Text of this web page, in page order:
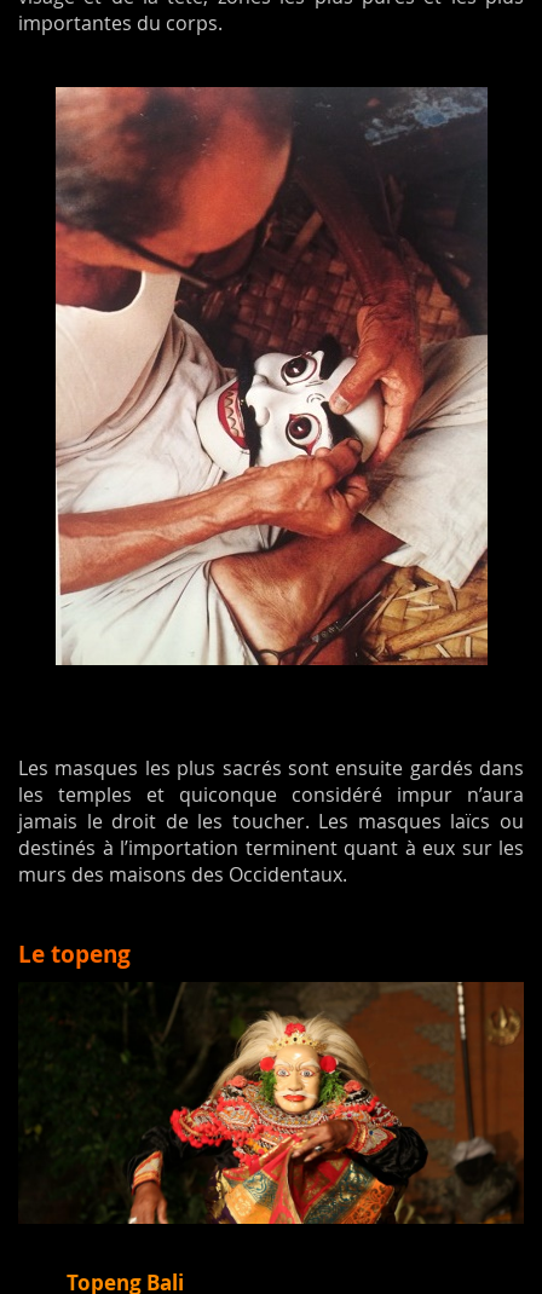
importantes du corps.
Les masques les plus sacrés sont ensuite gardés dans
les temples et quiconque considéré impur n’aura
jamais le droit de les toucher. Les masques laïcs ou
destinés à l’importation terminent quant à eux sur les
murs des maisons des Occidentaux.
Le topeng
Topeng Bali